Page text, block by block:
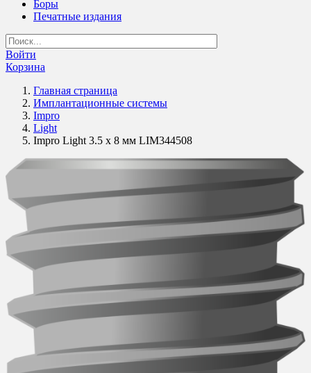
Боры
Печатные издания
Войти
Корзина
Главная страница
Имплантационные системы
Impro
Light
Impro Light 3.5 х 8 мм LIM344508